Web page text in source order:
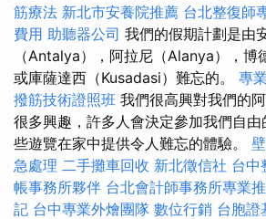
筋療法 新北市安養院推薦 台北整復師
費用 助聽器公司 我們的假期計劃是由
（Antalya），阿拉尼（Alanya），博
或庫薩達西（Kusadasi）難忘的。 專
撥筋技術證照班 我們很高興對我們的
很多興趣，許多人會決定參加我們自
些遊覽在家中提供令人難忘的體驗。
急處理 二手攤車回收 新北徵信社 台中
帳事務所夥伴 台北會計師事務所專業
記 台中專業外燴團隊 數位行銷 台胞證